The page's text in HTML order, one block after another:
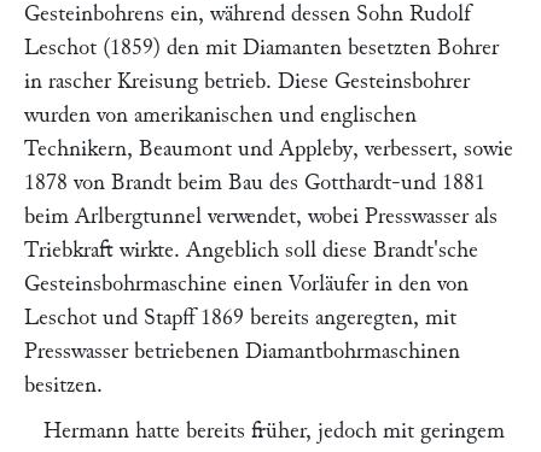
Gesteinbohrens ein, während dessen Sohn Rudolf
Leschot (1859) den mit Diamanten besetzten Bohrer
in rascher Kreisung betrieb. Diese Gesteinsbohrer
wurden von amerikanischen und englischen
Technikern, Beaumont und Appleby, verbessert, sowie
1878 von Brandt beim Bau des Gotthardt-und 1881
beim Arlbergtunnel verwendet, wobei Presswasser als
Triebkraft wirkte. Angeblich soll diese Brandt'sche
Gesteinsbohrmaschine einen Vorläufer in den von
Leschot und Stapff1869 bereits angeregten, mit
Presswasser betriebenen Diamantbohrmaschinen
besitzen.
Hermann hatte bereits früher, jedoch mit geringem